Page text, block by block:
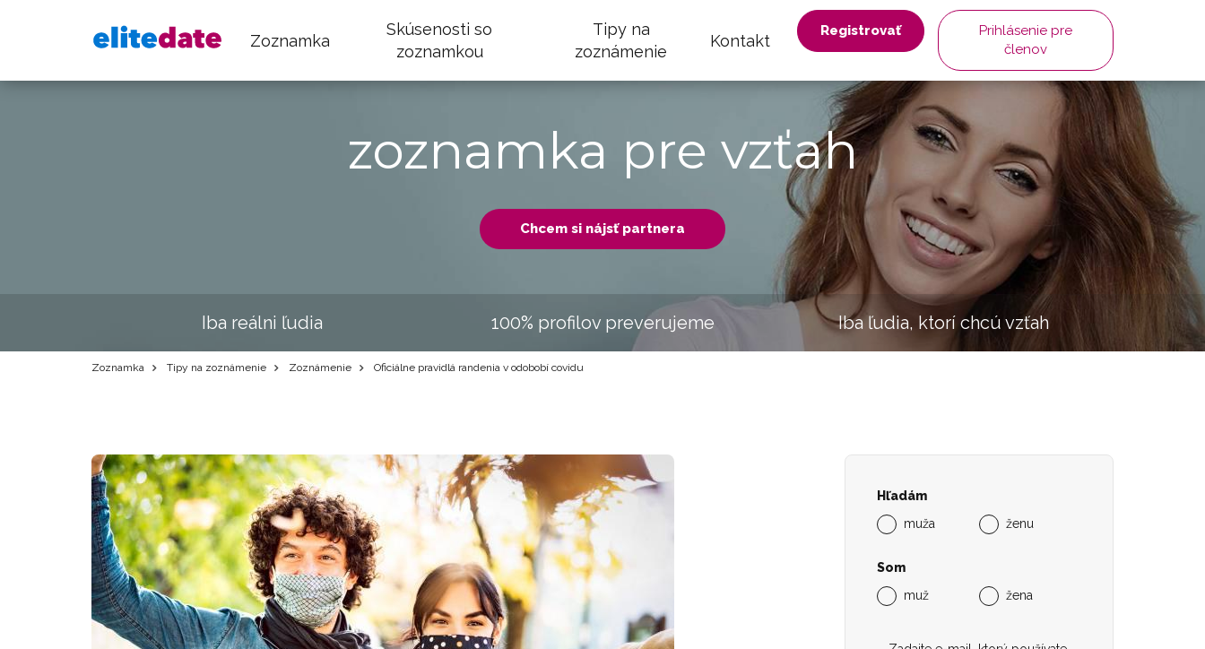
Zoznamka
Skúsenosti so
zoznamkou
Tipy na
zoznámenie
Kontakt
Registrovať
Prihlásenie pre
členov
zoznamka pre vzťah
Chcem si nájsť partnera
Iba reálni ľudia 100% profilov preverujeme Iba ľudia, ktorí chcú vzťah
Zoznamka Tipy na zoznámenie Zoznámenie Oficiálne pravidlá randenia v odobobí covidu
Hľadám
muža
ženu
Som
muž
žena